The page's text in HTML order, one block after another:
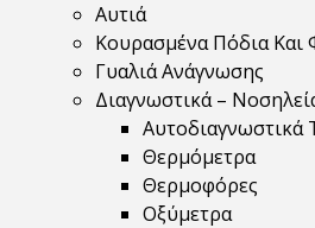
Αυτιά
Κουρασμένα Πόδια Και
Γυαλιά Ανάγνωσης
Διαγνωστικά –
Αυτοδιαγνωστικά
Θερμόμετρα
Θερμοφόρες
Οξύμετρα